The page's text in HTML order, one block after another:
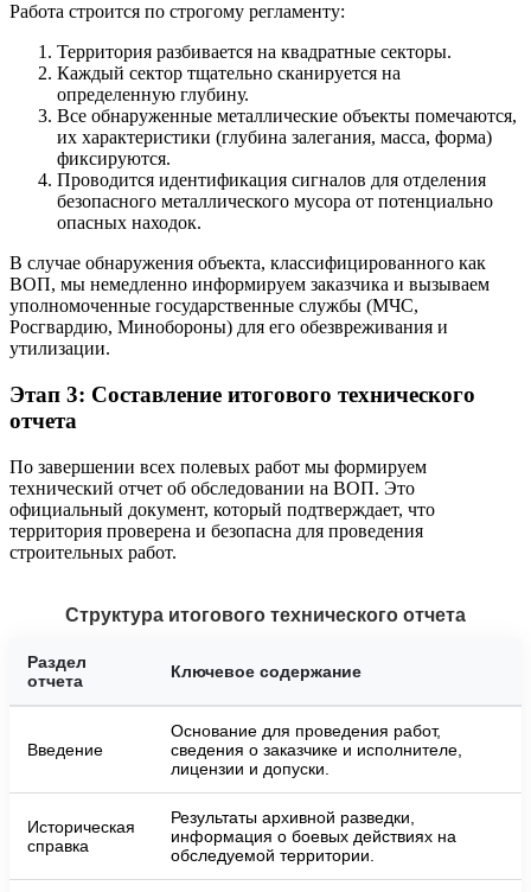
Работа строится по строгому регламенту:
Территория разбивается на квадратные секторы.
Каждый сектор тщательно сканируется на
определенную глубину.
Все обнаруженные металлические объекты помечаются,
их характеристики (глубина залегания, масса, форма)
фиксируются.
Проводится идентификация сигналов для отделения
безопасного металлического мусора от потенциально
опасных находок.
В случае обнаружения объекта, классифицированного как
ВОП, мы немедленно информируем заказчика и вызываем
уполномоченные государственные службы (МЧС,
Росгвардию, Минобороны) для его обезвреживания и
утилизации.
Этап 3: Составление итогового технического
отчета
По завершении всех полевых работ мы формируем
технический отчет об обследовании на ВОП. Это
официальный документ, который подтверждает, что
территория проверена и безопасна для проведения
строительных работ.
Структура итогового технического отчета
Раздел
отчета
Ключевое содержание
Введение
Основание для проведения работ,
сведения о заказчике и исполнителе,
лицензии и допуски.
Историческая
справка
Результаты архивной разведки,
информация о боевых действиях на
обследуемой территории.